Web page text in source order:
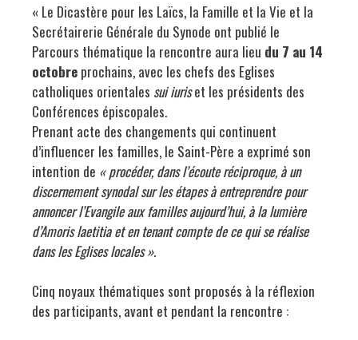
« Le Dicastère pour les Laïcs, la Famille et la Vie et la
Secrétairerie Générale du Synode ont publié le
Parcours thématique la rencontre aura lieu du 7 au 14
octobre prochains, avec les chefs des Eglises
catholiques orientales sui iuriset les présidents des
Conférences épiscopales.
Prenant acte des changements qui continuent
d’influencer les familles, le Saint-Père a exprimé son
intention de « procéder, dans l’écoute réciproque, à un
discernement synodal sur les étapes à entreprendre pour
annoncer l’Evangile aux familles aujourd’hui, à la lumière
d’Amoris laetitia et en tenant compte de ce qui se réalise
dans les Eglises locales ».
Cinq noyaux thématiques sont proposés à la réflexion
des participants, avant et pendant la rencontre :